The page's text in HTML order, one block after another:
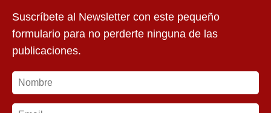
Suscríbete al Newsletter con este pequeño
formulario para no perderte ninguna de las
publicaciones.